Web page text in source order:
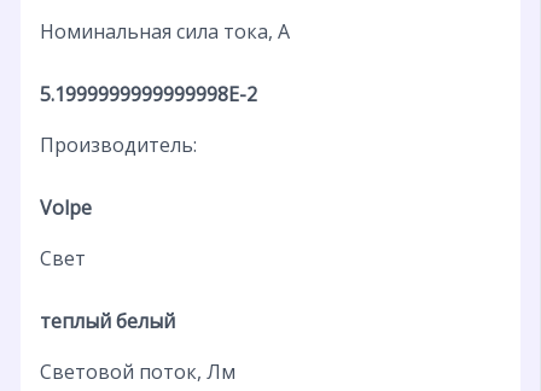
Номинальная сила тока, А
5.1999999999999998E-2
Производитель:
Volpe
Свет
теплый белый
Световой поток, Лм